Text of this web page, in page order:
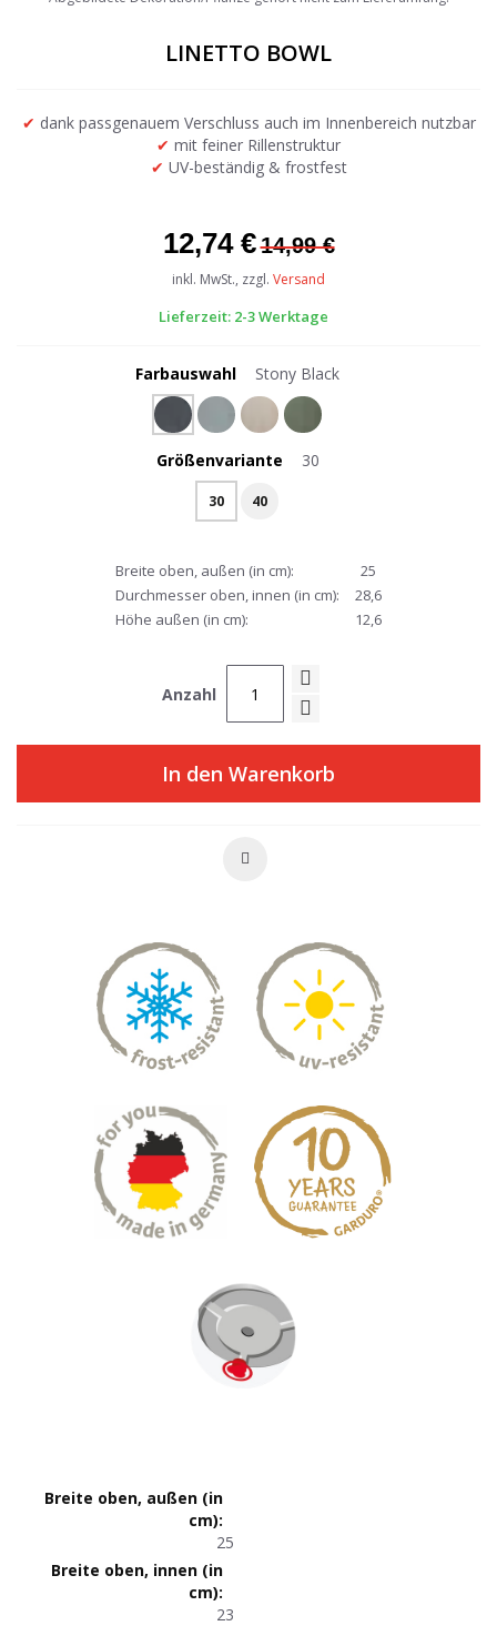
beginning
of
gallery
LINETTO BOWL
✔ dank passgenauem Verschluss auch im Innenbereich nutzbar
✔ mit feiner Rillenstruktur
✔ UV-beständig & frostfest
12,74 €14,99 €
inkl. MwSt., zzgl. Versand
Lieferzeit: 2-3 Werktage
Farbauswahl Stony Black
Größenvariante 30
30 40
Breite oben, außen (in cm):
25
Durchmesser oben, innen (in cm):
28,6
Höhe außen (in cm):
12,6
Anzahl
In den Warenkorb
Produktmaße
25
23